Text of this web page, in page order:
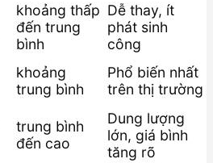
khoảng thấp
đến trung
bình
Dễ thay, ít
phát sinh
công
khoảng
trung bình
Phổ biến nhất
trên thị trường
trung bình
đến cao
Dung lượng
lớn, giá bình
tăng rõ